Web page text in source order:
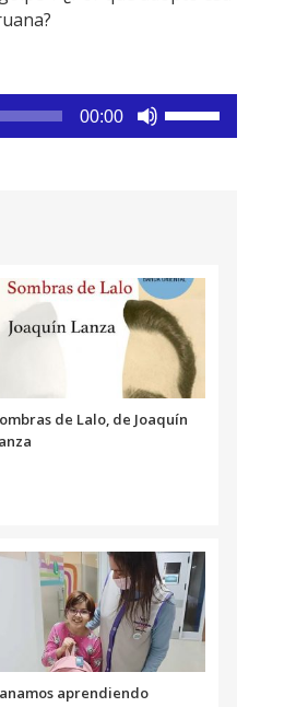
00:00
aumentar
o
disminuir
volumen.
de Lalo, de Joaquín
aprendiendo